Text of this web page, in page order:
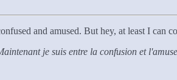
and amused. But hey, at least I can
je suis entre la confusion et